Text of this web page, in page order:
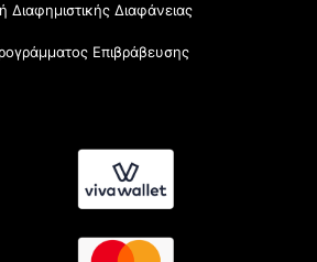
Διαφημιστικής Διαφάνειας
Επιβράβευσης